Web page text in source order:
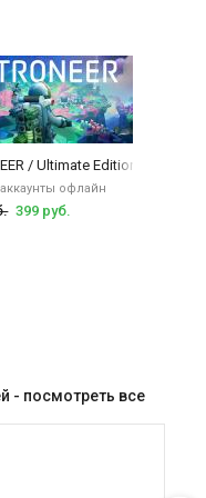
различные
в стиме. В данной
мы можем разрушать все
явно не даст вам
планет,
гравитация. Так же,
базу, исследовать
с небезызвестным
/ Ultimate Edition + DLC
офлайн
399 руб.
- посмотреть все